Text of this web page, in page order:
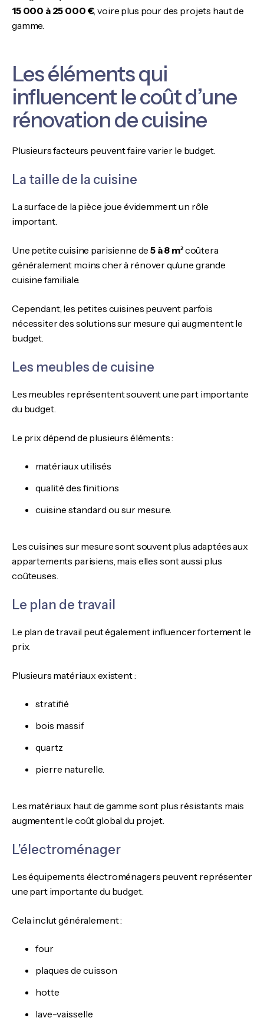
15 000 à 25 000 €, voire plus pour des projets haut de
gamme.
Les éléments qui
influencent le coût d’une
rénovation de cuisine
Plusieurs facteurs peuvent faire varier le budget.
La taille de la cuisine
La surface de la pièce joue évidemment un rôle
important.
Une petite cuisine parisienne de5 à 8 m²coûtera
généralement moins cher à rénover qu’une grande
cuisine familiale.
Cependant, les petites cuisines peuvent parfois
nécessiter des solutions sur mesure qui augmentent le
budget.
Les meubles de cuisine
Les meubles représentent souvent une part importante
du budget.
Le prix dépend de plusieurs éléments :
matériaux utilisés
qualité des finitions
cuisine standard ou sur mesure.
Les cuisines sur mesure sont souvent plus adaptées aux
appartements parisiens, mais elles sont aussi plus
coûteuses.
Le plan de travail
Le plan de travail peut également influencer fortement le
prix.
Plusieurs matériaux existent :
stratifié
bois massif
quartz
pierre naturelle.
Les matériaux haut de gamme sont plus résistants mais
augmentent le coût global du projet.
L’électroménager
Les équipements électroménagers peuvent représenter
une part importante du budget.
Cela inclut généralement :
four
plaques de cuisson
hotte
lave-vaisselle